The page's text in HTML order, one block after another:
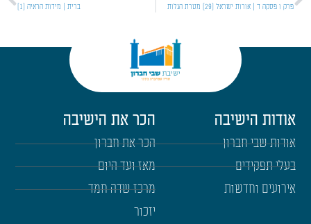
פרק ו פסקה ד | אורות ישראל [29] מטרת הגלות ברית | מידות הראיה [1]
אודות הישיבה
אודות שבי חברון
בעלי תפקידים
אירועים וחדשות
הכר את הישיבה
הכר את חברון
מאז ועד היום
מרכז שדה חמד
יזכור